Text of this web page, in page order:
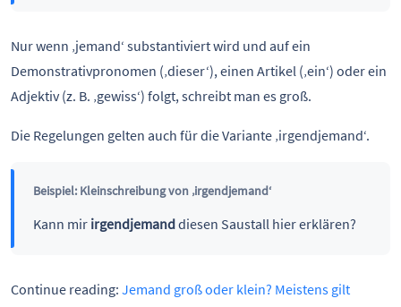
Nur wenn ‚jemand‘ substantiviert wird und auf ein
Demonstrativpronomen (‚dieser‘), einen Artikel (‚ein‘) oder ein
Adjektiv (z. B. ‚gewiss‘) folgt, schreibt man es groß.
Die Regelungen gelten auch für die Variante ‚irgendjemand‘.
Beispiel: Kleinschreibung von ‚irgendjemand‘
Kann mir irgendjemanddiesen Saustall hier erklären?
Continue reading: Jemand groß oder klein? Meistens gilt